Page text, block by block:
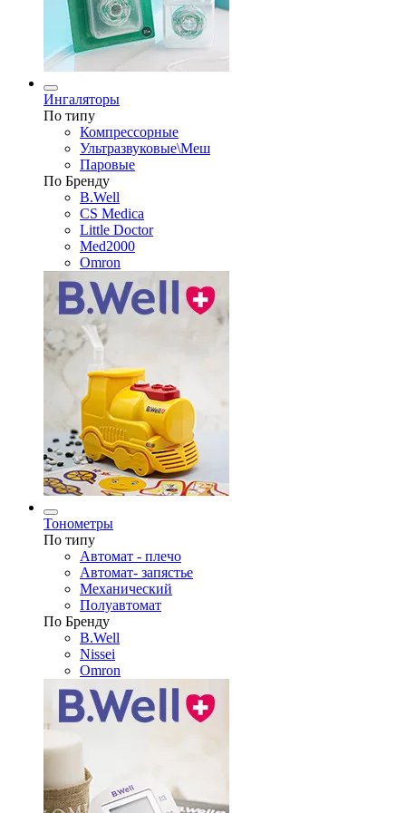
Ингаляторы
По типу
Компрессорные
Ультразвуковые\Меш
Паровые
По Бренду
B.Well
CS Medica
Little Doctor
Med2000
Omron
Тонометры
По типу
Автомат - плечо
Автомат- запястье
Механический
Полуавтомат
По Бренду
B.Well
Nissei
Omron